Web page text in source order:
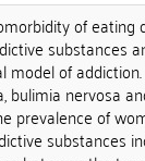
of eating
substances
model of
nervosa
prevalence of
substances